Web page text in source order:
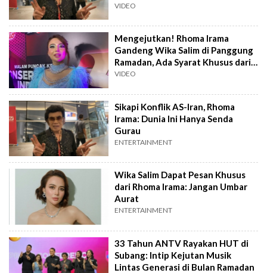
VIDEO
Mengejutkan! Rhoma Irama
Gandeng Wika Salim di Panggung
Ramadan, Ada Syarat Khusus dari
Raja Dangdut
VIDEO
Sikapi Konflik AS-Iran, Rhoma
Irama: Dunia Ini Hanya Senda
Gurau
ENTERTAINMENT
Wika Salim Dapat Pesan Khusus
dari Rhoma Irama: Jangan Umbar
Aurat
ENTERTAINMENT
33 Tahun ANTV Rayakan HUT di
Subang: Intip Kejutan Musik
Lintas Generasi di Bulan Ramadan